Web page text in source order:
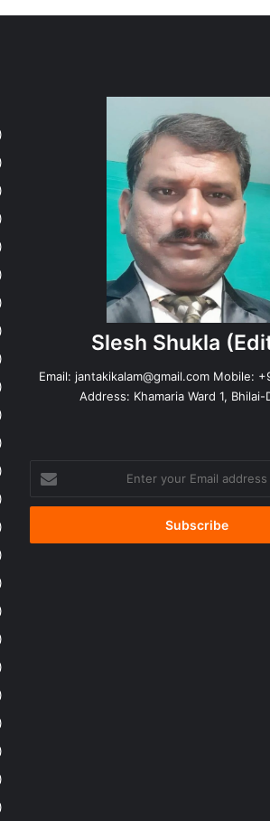
Slesh Shukla
Email: jantakikalam@gmail.comMobile:
Address: Khamaria Ward 1, Bhilai-
your
Email